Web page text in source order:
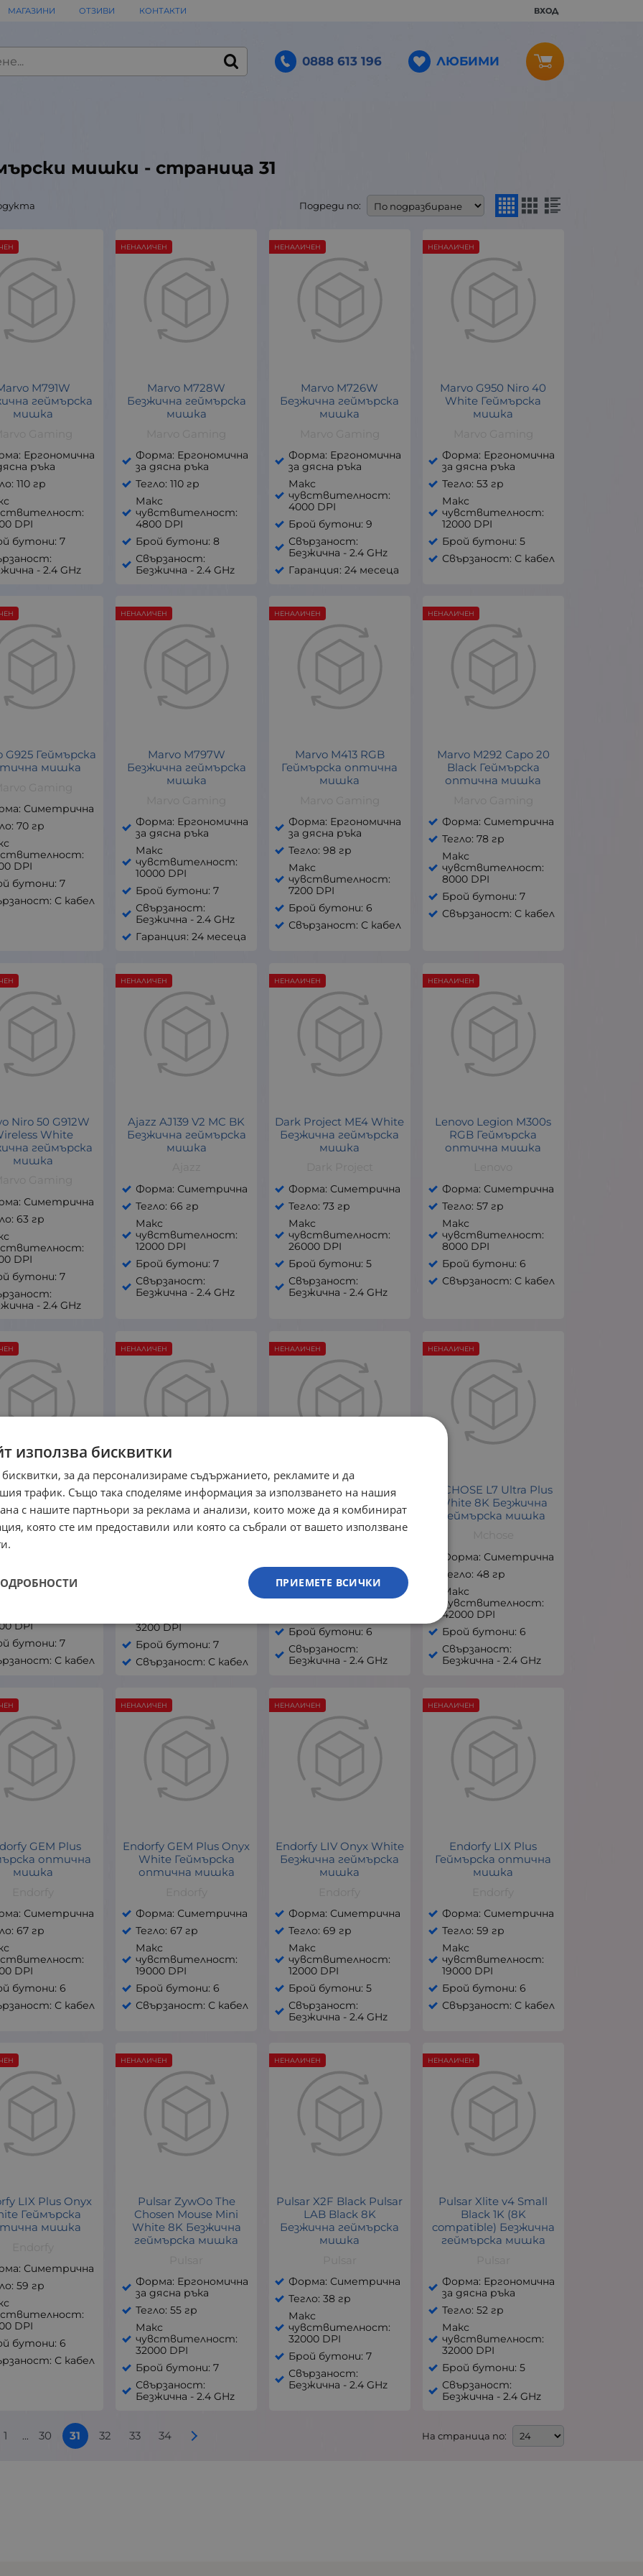
МАГАЗИНИ ОТЗИВИ КОНТАКТИ ВХОД
0888 613 196 ЛЮБИМИ
мишки - страница 31
Подреди по:
M791W
геймърска
мишка
Ергономична
ръка
110 гр
DPI
бутони: 7
- 2.4 GHz
Marvo M728W
Безжична геймърска
мишка
Форма: Ергономична
за дясна ръка
Тегло: 110 гр
Макс
чувствителност:
4800 DPI
Брой бутони: 8
Свързаност:
Безжична - 2.4 GHz
НЕНАЛИЧЕН
Marvo M726W
Безжична геймърска
мишка
Форма: Ергономична
за дясна ръка
Макс
чувствителност:
4000 DPI
Брой бутони: 9
Свързаност:
Безжична - 2.4 GHz
Гаранция: 24 месеца
НЕНАЛИЧЕН
Marvo G950 Niro 40
White Геймърска
мишка
Форма: Ергономична
за дясна ръка
Тегло: 53 гр
Макс
чувствителност:
12000 DPI
Брой бутони: 5
Свързаност: С кабел
НЕНАЛИЧЕН
G925 Геймърска
мишка
Симетрична
70 гр
DPI
бутони: 7
С кабел
Marvo M797W
Безжична геймърска
мишка
Форма: Ергономична
за дясна ръка
Макс
чувствителност:
10000 DPI
Брой бутони: 7
Свързаност:
Безжична - 2.4 GHz
Гаранция: 24 месеца
НЕНАЛИЧЕН
Marvo M413 RGB
Геймърска оптична
мишка
Форма: Ергономична
за дясна ръка
Тегло: 98 гр
Макс
чувствителност:
7200 DPI
Брой бутони: 6
Свързаност: С кабел
НЕНАЛИЧЕН
Marvo M292 Capo 20
Black Геймърска
оптична мишка
Форма: Симетрична
Тегло: 78 гр
Макс
чувствителност:
8000 DPI
Брой бутони: 7
Свързаност: С кабел
НЕНАЛИЧЕН
Niro 50 G912W
White
геймърска
мишка
Симетрична
63 гр
DPI
бутони: 7
- 2.4 GHz
Ajazz AJ139 V2 MC BK
Безжична геймърска
мишка
Форма: Симетрична
Тегло: 66 гр
Макс
чувствителност:
12000 DPI
Брой бутони: 7
Свързаност:
Безжична - 2.4 GHz
НЕНАЛИЧЕН
Dark Project ME4 White
Безжична геймърска
мишка
Форма: Симетрична
Тегло: 73 гр
Макс
чувствителност:
26000 DPI
Брой бутони: 5
Свързаност:
Безжична - 2.4 GHz
НЕНАЛИЧЕН
Lenovo Legion M300s
RGB Геймърска
оптична мишка
Форма: Симетрична
Тегло: 57 гр
Макс
чувствителност:
8000 DPI
Брой бутони: 6
Свързаност: С кабел
НЕНАЛИЧЕН
Legion M500
Геймърска
мишка
Lenovo
100 гр
DPI
бутони: 7
С кабел
Lenovo IdeaPad
Gaming M100 RGB
Геймърска оптична
мишка
3200 DPI
Брой бутони: 7
Свързаност: С кабел
НЕНАЛИЧЕН
MCHOSE L7 Pro Black
8K Безжична
геймърска мишка
Mchose
чувствителност:
Брой бутони: 6
Свързаност:
Безжична - 2.4 GHz
НЕНАЛИЧЕН
MCHOSE L7 Ultra Plus
White 8K Безжична
геймърска мишка
Форма: Симетрична
Тегло: 48 гр
Макс
чувствителност:
42000 DPI
Брой бутони: 6
Свързаност:
Безжична - 2.4 GHz
НЕНАЛИЧЕН
GEM Plus
оптична
мишка
Симетрична
67 гр
DPI
бутони: 6
С кабел
Endorfy GEM Plus Onyx
White Геймърска
оптична мишка
Форма: Симетрична
Тегло: 67 гр
Макс
чувствителност:
19000 DPI
Брой бутони: 6
Свързаност: С кабел
НЕНАЛИЧЕН
Endorfy LIV Onyx White
Безжична геймърска
мишка
Форма: Симетрична
Тегло: 69 гр
Макс
чувствителност:
12000 DPI
Брой бутони: 5
Свързаност:
Безжична - 2.4 GHz
НЕНАЛИЧЕН
Endorfy LIX Plus
Геймърска оптична
мишка
Форма: Симетрична
Тегло: 59 гр
Макс
чувствителност:
19000 DPI
Брой бутони: 6
Свързаност: С кабел
НЕНАЛИЧЕН
LIX Plus Onyx
Геймърска
мишка
Симетрична
59 гр
DPI
бутони: 6
С кабел
Pulsar ZywOo The
Chosen Mouse Mini
White 8K Безжична
геймърска мишка
Форма: Ергономична
за дясна ръка
Тегло: 55 гр
Макс
чувствителност:
32000 DPI
Брой бутони: 7
Свързаност:
Безжична - 2.4 GHz
НЕНАЛИЧЕН
Pulsar X2F Black Pulsar
LAB Black 8K
Безжична геймърска
мишка
Форма: Симетрична
Тегло: 38 гр
Макс
чувствителност:
32000 DPI
Брой бутони: 7
Свързаност:
Безжична - 2.4 GHz
НЕНАЛИЧЕН
Pulsar Xlite v4 Small
Black 1K (8K
compatible) Безжична
геймърска мишка
Форма: Ергономична
за дясна ръка
Тегло: 52 гр
Макс
чувствителност:
32000 DPI
Брой бутони: 5
Свързаност:
Безжична - 2.4 GHz
НЕНАЛИЧЕН
1 ... 30 31 32 33 34 На страница по:
използва бисквитки
за да персонализираме съдържанието, рекламите и да
трафик. Също така споделяме информация за използването на нашия
с нашите партньори за реклама и анализи, които може да я комбинират
която сте им предоставили или която са събрали от вашето използване
ПРИЕМЕТЕ ВСИЧКИ